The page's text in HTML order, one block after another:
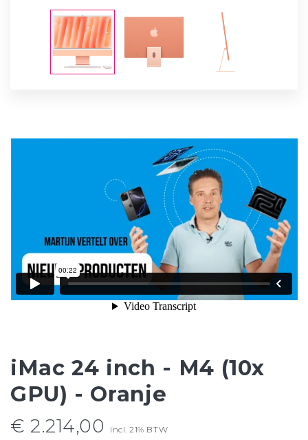
iMac 24 inch - M4 (10x
GPU) - Oranje
€ 2.214,00 incl. 21% BTW